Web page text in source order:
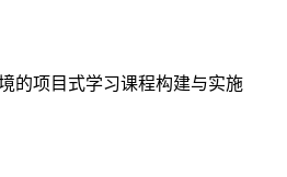
项目式学习课程构建与实施